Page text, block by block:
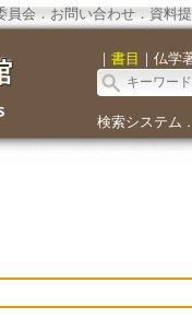
員会． お問い合わせ． 資料
｜ 書目 ｜ 仏学
検索システム ．